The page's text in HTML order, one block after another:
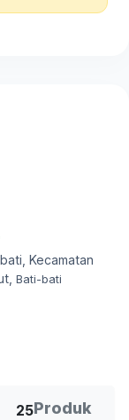
Kecamatan
, Bati-bati
25Produk